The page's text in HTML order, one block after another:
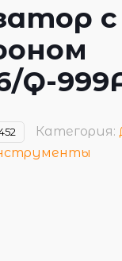
с
Q-
Категория: